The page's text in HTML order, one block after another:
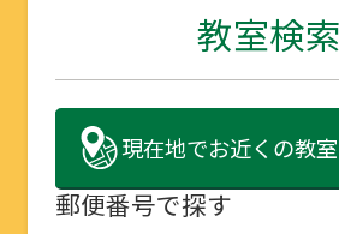
教室検索
現在地でお近くの教
郵便番号で探す